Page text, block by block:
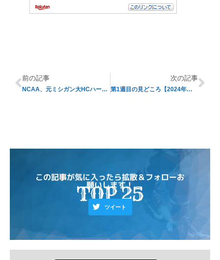
前の記事
NCAA、元ミシガン大HCハーボー氏に制裁
次の記事
第1週目の見どころ【2024年度シーズン】
この記事が気に入ったら拡散＆フォローお
願いします！
ツイート